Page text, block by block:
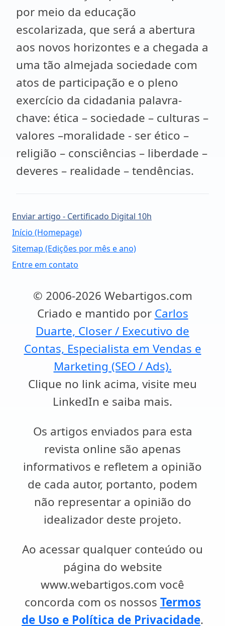
por meio da educação
escolarizada, que será a abertura
aos novos horizontes e a chegada a
uma tão almejada sociedade com
atos de participação e o pleno
exercício da cidadania palavra-
chave: ética – sociedade – culturas –
valores –moralidade - ser ético –
religião – consciências – liberdade –
deveres – realidade – tendências.
Enviar artigo - Certificado Digital 10h
Início (Homepage)
Sitemap (Edições por mês e ano)
Entre em contato
© 2006-2026 Webartigos.com
Criado e mantido por Carlos
Duarte, Closer / Executivo de
Contas, Especialista em Vendas e
Marketing (SEO / Ads).
Clique no link acima, visite meu
LinkedIn e saiba mais.
Os artigos enviados para esta
revista online são apenas
informativos e refletem a opinião
de cada autor, portanto, podem
não representar a opinião do
idealizador deste projeto.
Ao acessar qualquer conteúdo ou
página do website
www.webartigos.com você
concorda com os nossos Termos
de Uso e Política de Privacidade.